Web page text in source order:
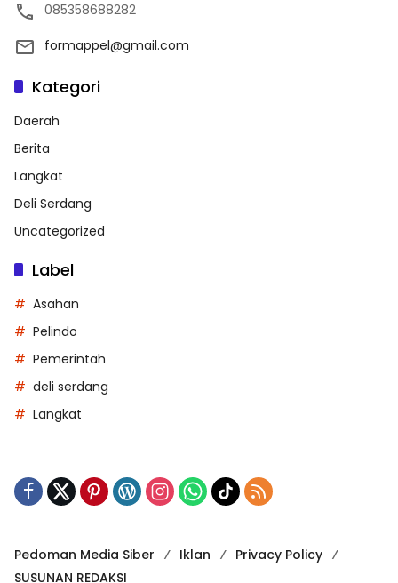
085358688282
formappel@gmail.com
Kategori
Daerah
Berita
Langkat
Deli Serdang
Uncategorized
Label
Asahan
Pelindo
Pemerintah
deli serdang
Langkat
Pedoman Media Siber Iklan
Privacy Policy
SUSUNAN REDAKSI